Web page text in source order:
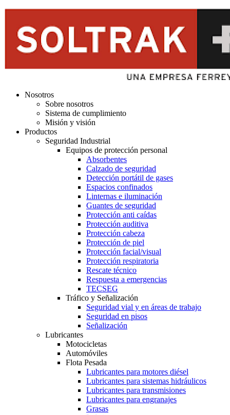
Nosotros
Sobre nosotros
Sistema de cumplimiento
Misión y visión
Productos
Seguridad Industrial
Equipos de protección personal
Absorbentes
Calzado de seguridad
Detección portátil de gases
Espacios confinados
Linternas e iluminación
Guantes de seguridad
Protección anti caídas
Protección auditiva
Protección cabeza
Protección de piel
Protección facial/visual
Protección respiratoria
Rescate técnico
Respuesta a emergencias
TECSEG
Tráfico y Señalización
Seguridad vial y en áreas de trabajo
Seguridad en pisos
Señalización
Lubricantes
Motocicletas
Automóviles
Flota Pesada
Lubricantes para motores diésel
Lubricantes para sistemas hidráulicos
Lubricantes para transmisiones
Lubricantes para engranajes
Grasas